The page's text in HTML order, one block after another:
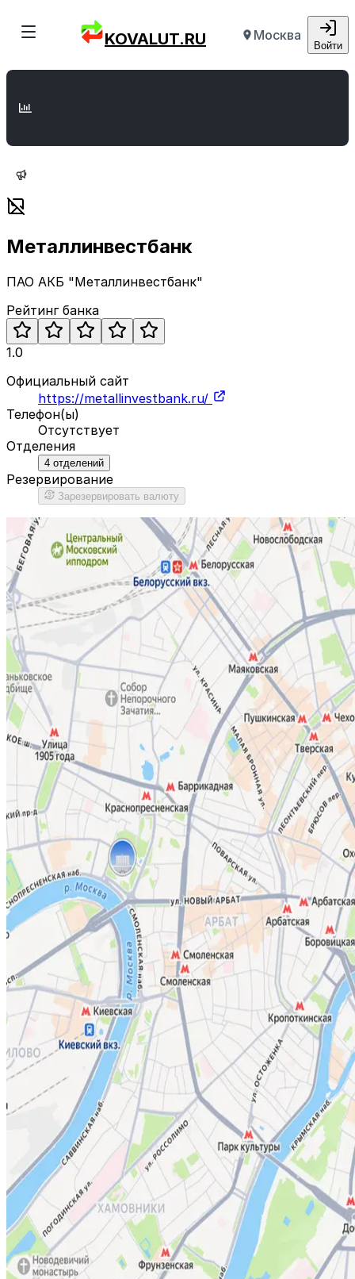
KOVALUT.RU Москва
Войти
Металлинвестбанк
ПАО АКБ "Металлинвестбанк"
Рейтинг банка
1.0
Официальный сайт
https://metallinvestbank.ru/
Телефон(ы)
Отсутствует
Отделения
4 отделений
Резервирование
Зарезервировать валюту